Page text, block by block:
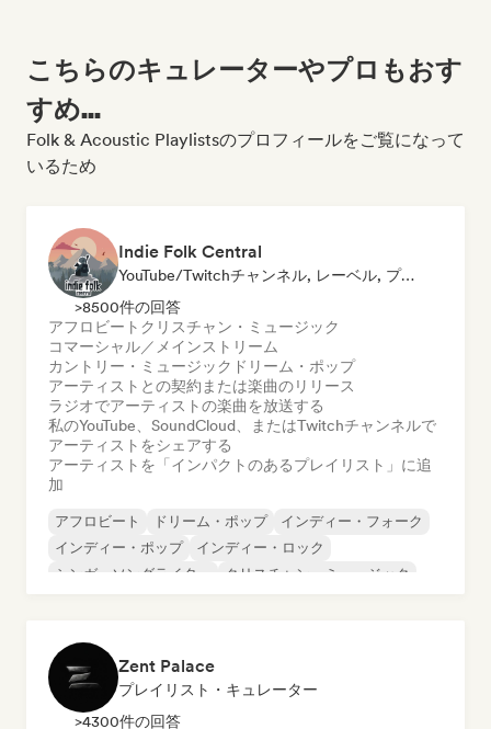
こちらのキュレーターやプロもおす
すめ...
Folk & Acoustic Playlistsのプロフィールをご覧になって
いるため
Indie Folk Central
YouTube/Twitchチャンネル, レーベル, プレイリスト・キュレーター, ラジオ局
>8500件の回答
アフロビート クリスチャン・ミュージック
コマーシャル／メインストリーム
カントリー・ミュージック ドリーム・ポップ
アーティストとの契約または楽曲のリリース
ラジオでアーティストの楽曲を放送する
私のYouTube、SoundCloud、またはTwitchチャンネルで
アーティストをシェアする
アーティストを「インパクトのあるプレイリスト」に追
加
アフロビート ドリーム・ポップ
インディー・フォーク
インディー・ポップ
インディー・ロック
シンガーソングライター
クリスチャン・ミュージック
Zent Palace
プレイリスト・キュレーター
>4300件の回答